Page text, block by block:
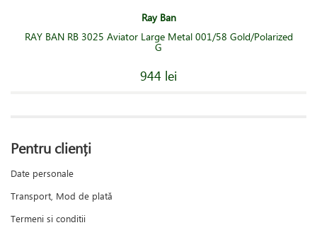
Ray Ban
RAY BAN RB 3025 Aviator Large Metal 001/58 Gold/Polarized
G
944 lei
Pentru clienți
Date personale
Transport, Mod de plată
Termeni si conditii